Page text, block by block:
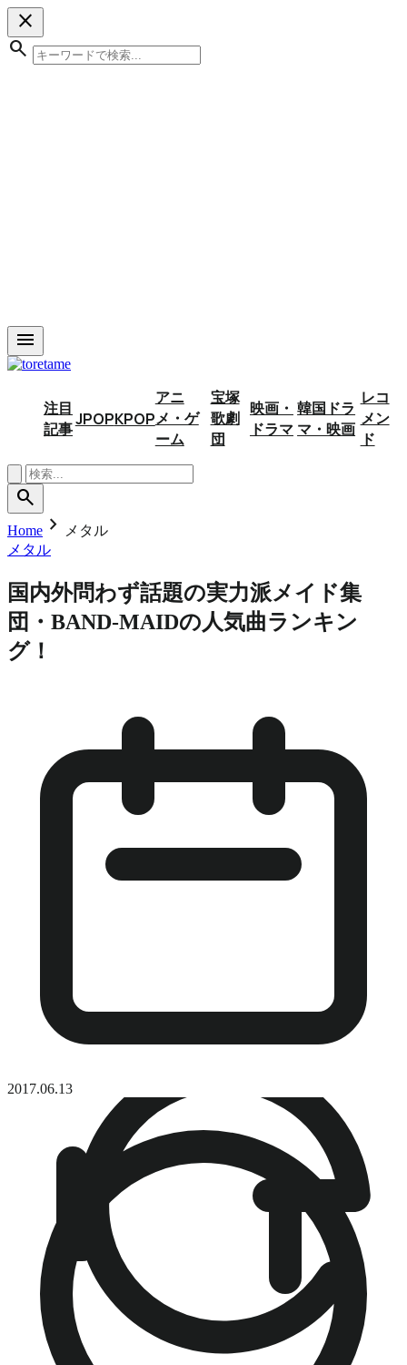
close
search
menu
注目
記事JPOPKPOP
アニ
メ・ゲ
ーム
宝塚
歌劇
団
映画・
ドラマ
韓国ドラ
マ・映画
レコ
メン
ド
search
Home chevron_right
メタル
メタル
国内外問わず話題の実力派メイド集
団・BAND-MAIDの人気曲ランキン
グ！
2017.06.13